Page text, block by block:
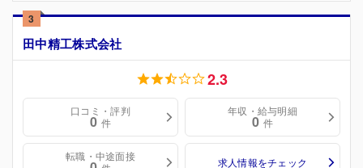
3
田中精工株式会社
2.3
口コミ・評判
0 件
年収・給与明細
0 件
転職・中途面接 求人情報をチェック